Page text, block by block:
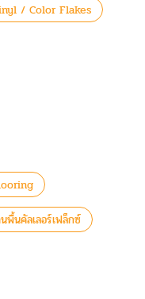
/ Color Flakes
พื้นคัลเลอร์เฟล็กซ์